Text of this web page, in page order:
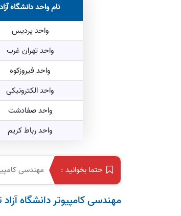
نام واحد دانشگاه آزاد
واحد پردیس
واحد تهران غرب
واحد فیروزکوه
واحد الکترونیکی
واحد صفادشت
واحد رباط کریم
حتما بخوانید : مهندسی
مهندسی کامپیوتر دانشگاه